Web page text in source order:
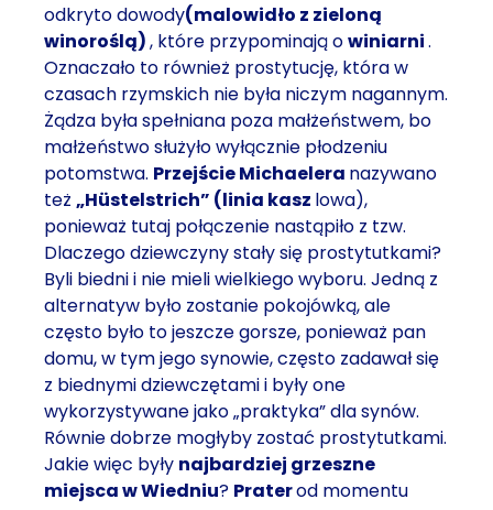
odkryto dowody(malowidło z zieloną
winoroślą), które przypominają owiniarni.
Oznaczało to również prostytucję, która w
czasach rzymskich nie była niczym nagannym.
Żądza była spełniana poza małżeństwem, bo
małżeństwo służyło wyłącznie płodzeniu
potomstwa. Przejście Michaelera nazywano
też „Hüstelstrich” (linia kasz lowa),
ponieważ tutaj połączenie nastąpiło z tzw.
Dlaczego dziewczyny stały się prostytutkami?
Byli biedni i nie mieli wielkiego wyboru. Jedną z
alternatyw było zostanie pokojówką, ale
często było to jeszcze gorsze, ponieważ pan
domu, w tym jego synowie, często zadawał się
z biednymi dziewczętami i były one
wykorzystywane jako „praktyka” dla synów.
Równie dobrze mogłyby zostać prostytutkami.
Jakie więc były najbardziej grzeszne
miejsca w Wiedniu? Praterod momentu